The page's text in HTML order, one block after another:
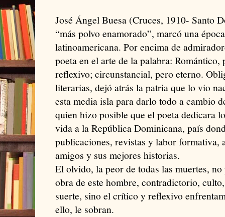
José Ángel Buesa (Cruces, 1910- Santo
“más polvo enamorado”, marcó una
latinoamericana. Por encima de
poeta en el arte de la palabra:
reflexivo; circunstancial, pero eterno.
literarias, dejó atrás la patria que lo vio
esta media isla para darlo todo a cambio
quien hizo posible que el poeta dedicara
vida a la República Dominicana, país
publicaciones, revistas y labor formativa,
amigos y sus mejores historias.
El olvido, la peor de todas las muertes,
obra de este hombre, contradictorio,
suerte, sino el crítico y reflexivo
ello, le sobran.